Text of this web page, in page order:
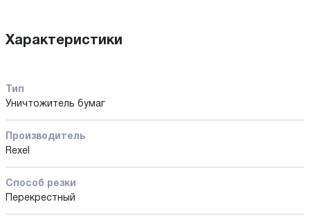
Характеристики
Тип
Уничтожитель бумаг
Производитель
Rexel
Способ резки
Перекрестный